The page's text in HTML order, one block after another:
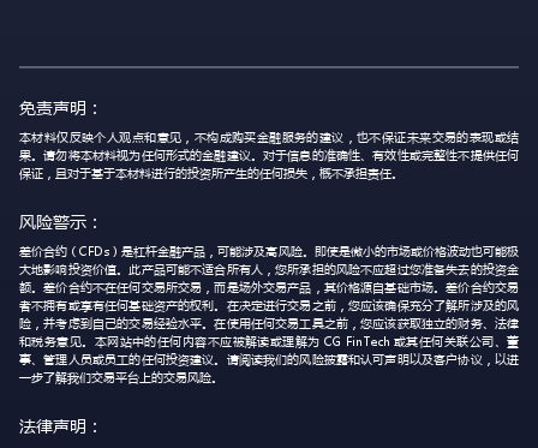
免责声明：
本材料仅反映个人观点和意见，不构成购买金融服务的建议，也不保证未来交易的表现或结
果。请勿将本材料视为任何形式的金融建议。对于信息的准确性、有效性或完整性不提供任何
保证，且对于基于本材料进行的投资所产生的任何损失，概不承担责任。
风险警示：
差价合约（CFDs）是杠杆金融产品，可能涉及高风险。即使是微小的市场或价格波动也可能极
大地影响投资价值。此产品可能不适合所有人，您所承担的风险不应超过您准备失去的投资金
额。差价合约不在任何交易所交易，而是场外交易产品，其价格源自基础市场。差价合约交易
者不拥有或享有任何基础资产的权利。在决定进行交易之前，您应该确保充分了解所涉及的风
险，并考虑到自己的交易经验水平。在使用任何交易工具之前，您应该获取独立的财务、法律
和税务意见。本网站中的任何内容不应被解读或理解为 CG FinTech 或其任何关联公司、董
事、管理人员或员工的任何投资建议。请阅读我们的风险披露和认可声明以及客户协议，以进
一步了解我们交易平台上的交易风险。
法律声明：